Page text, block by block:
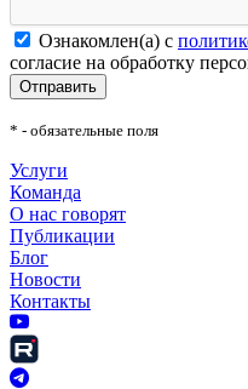
Ознакомлен(а) с
согласие на обработку
Отправить
* - обязательные поля
Услуги
Команда
О нас говорят
Публикации
Блог
Новости
Контакты